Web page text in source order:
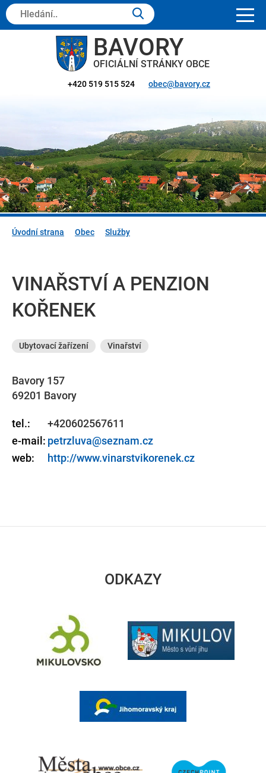
BAVORY
OFICIÁLNÍ STRÁNKY OBCE
+420 519 515 524 obec@bavory.cz
Hledaný
text:
Úvodní strana Obec Služby
VINAŘSTVÍ A PENZION
KOŘENEK
Ubytovací žařízení Vinařství
Bavory 157
69201 Bavory
tel.:
+420602567611
e-mail: petrzluva@seznam.cz
web:
http://www.vinarstvikorenek.cz
ODKAZY